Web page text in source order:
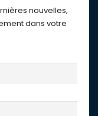
nouvelles,
dans votre